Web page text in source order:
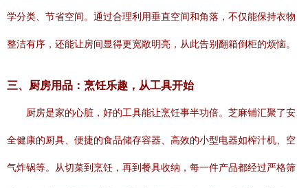
学分类、节省空间。通过合理利用垂直空间和角落，不仅能保持衣物
整洁有序，还能让房间显得更宽敞明亮，从此告别翻箱倒柜的烦恼。
三、厨房用品：烹饪乐趣，从工具开始
厨房是家的心脏，好的工具能让烹饪事半功倍。芝麻铺汇聚了安
全健康的厨具、便捷的食品储存容器、高效的小型电器如榨汁机、空
气炸锅等。从切菜到烹饪，再到餐具收纳，每一件产品都经过严格筛